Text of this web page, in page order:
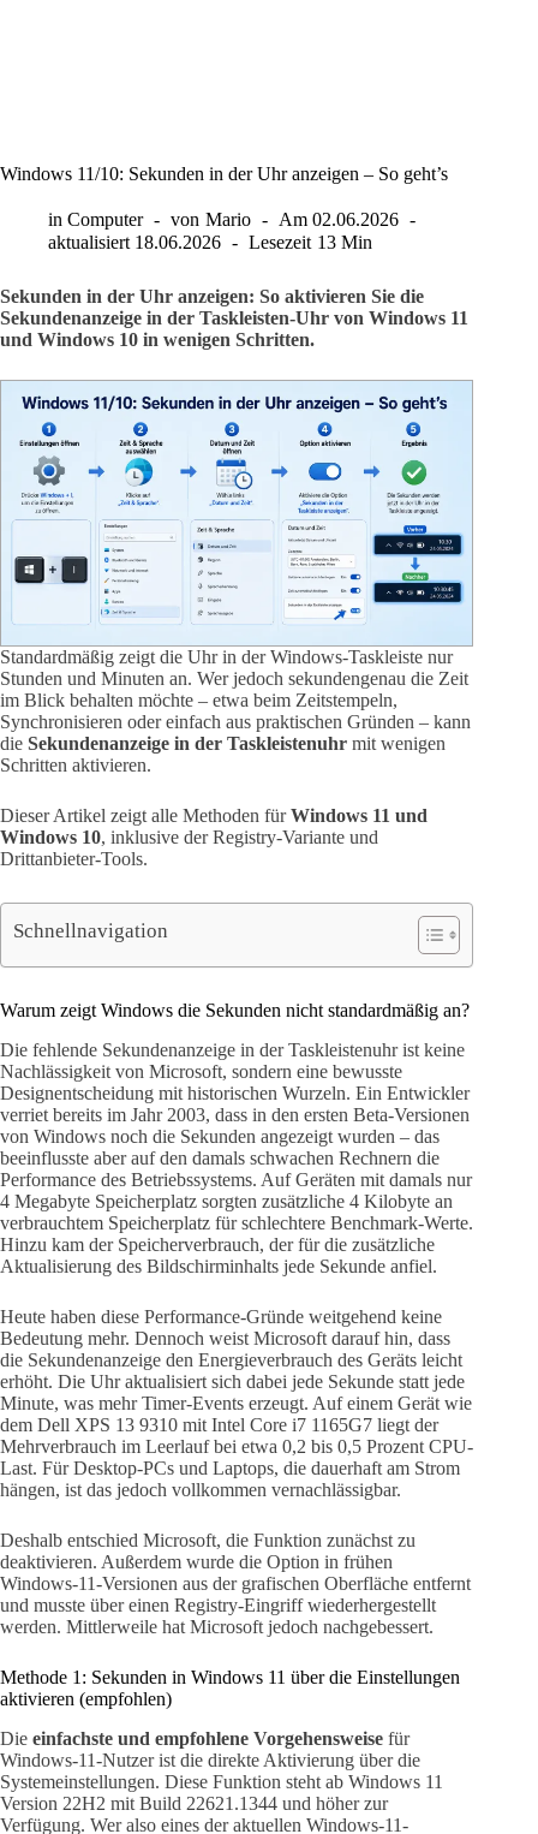
Windows 11/10: Sekunden in der Uhr anzeigen – So geht’s
in Computer von Mario Am 02.06.2026
aktualisiert 18.06.2026 Lesezeit 13 Min
Sekunden in der Uhr anzeigen: So aktivieren Sie die
Sekundenanzeige in der Taskleisten-Uhr von Windows 11
und Windows 10 in wenigen Schritten.
Standardmäßig zeigt die Uhr in der Windows-Taskleiste nur
Stunden und Minuten an. Wer jedoch sekundengenau die Zeit
im Blick behalten möchte – etwa beim Zeitstempeln,
Synchronisieren oder einfach aus praktischen Gründen – kann
die Sekundenanzeige in der Taskleistenuhr mit wenigen
Schritten aktivieren.
Dieser Artikel zeigt alle Methoden fürWindows 11 und
Windows 10, inklusive der Registry-Variante und
Drittanbieter-Tools.
Schnellnavigation
Warum zeigt Windows die Sekunden nicht standardmäßig an?
Die fehlende Sekundenanzeige in der Taskleistenuhr ist keine
Nachlässigkeit von Microsoft, sondern eine bewusste
Designentscheidung mit historischen Wurzeln. Ein Entwickler
verriet bereits im Jahr 2003, dass in den ersten Beta-Versionen
von Windows noch die Sekunden angezeigt wurden – das
beeinflusste aber auf den damals schwachen Rechnern die
Performance des Betriebssystems. Auf Geräten mit damals nur
4 Megabyte Speicherplatz sorgten zusätzliche 4 Kilobyte an
verbrauchtem Speicherplatz für schlechtere Benchmark-Werte.
Hinzu kam der Speicherverbrauch, der für die zusätzliche
Aktualisierung des Bildschirminhalts jede Sekunde anfiel.
Heute haben diese Performance-Gründe weitgehend keine
Bedeutung mehr. Dennoch weist Microsoft darauf hin, dass
die Sekundenanzeige den Energieverbrauch des Geräts leicht
erhöht. Die Uhr aktualisiert sich dabei jede Sekunde statt jede
Minute, was mehr Timer-Events erzeugt. Auf einem Gerät wie
dem Dell XPS 13 9310 mit Intel Core i7 1165G7 liegt der
Mehrverbrauch im Leerlauf bei etwa 0,2 bis 0,5 Prozent CPU-
Last. Für Desktop-PCs und Laptops, die dauerhaft am Strom
hängen, ist das jedoch vollkommen vernachlässigbar.
Deshalb entschied Microsoft, die Funktion zunächst zu
deaktivieren. Außerdem wurde die Option in frühen
Windows-11-Versionen aus der grafischen Oberfläche entfernt
und musste über einen Registry-Eingriff wiederhergestellt
werden. Mittlerweile hat Microsoft jedoch nachgebessert.
Methode 1: Sekunden in Windows 11 über die Einstellungen
aktivieren (empfohlen)
Die einfachste und empfohlene Vorgehensweise für
Windows-11-Nutzer ist die direkte Aktivierung über die
Systemeinstellungen. Diese Funktion steht ab Windows 11
Version 22H2 mit Build 22621.1344 und höher zur
Verfügung. Wer also eines der aktuellen Windows-11-